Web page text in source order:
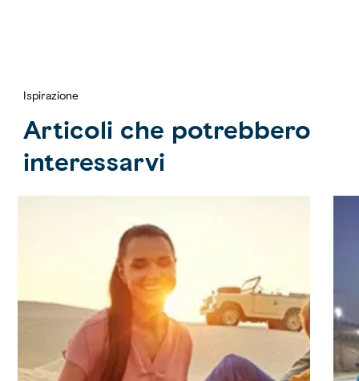
Ispirazione
Articoli che potrebbero
interessarvi